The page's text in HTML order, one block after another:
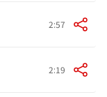
2:57
2:19